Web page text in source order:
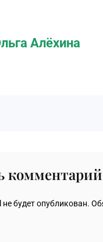
Алёхина
комментарий
будет опубликован.